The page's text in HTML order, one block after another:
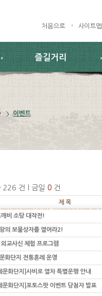
처음으로 사이트맵
즐길거리
이벤트
226 건 l 금일 0 건
제 목
깨비 소탕 대작전!
의 보물상자를 열어라2!
외교사신 체험 프로그램
화단지 전통혼례 운영
문화단지]사비로 열차 특별운행 안내
문화단지]포토스팟 이벤트 당첨자 발표